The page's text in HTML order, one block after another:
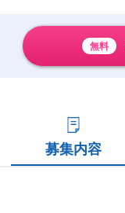
無料
募集内容